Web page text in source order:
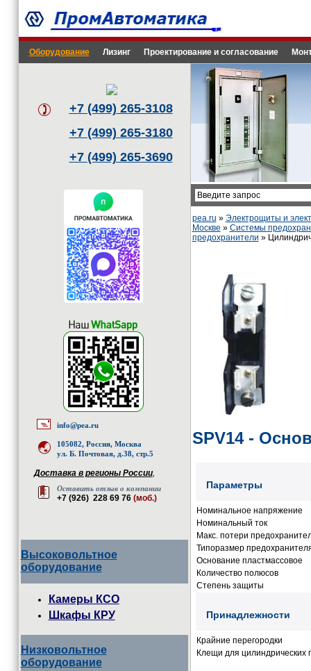
Оборудование Лизинг Проектирование и согласование
+7 (499) 265-3108
+7 (499) 265-3180
+7 (499) 265-3690
info@pea.ru
105082, Россия, Москва
ул. Б. Почтовая, д.38, стр.5
Доставка в регионы России,
Оставить отзыв о компании
+7 (926) 228 69 76 (моб.)
Высоковольтное
оборудование
Камеры КСО
Шкафы КРУ
Низковольтное
оборудование
pea.ru » Электрощиты и
Москве » Системы
предохранители »
SPV14 -
Параметры
Номинальное напряжение
Номинальный ток
Макс. потери
Типоразмер
Основание пластмассовое
Количество полюсов
Степень защиты
Принадлежности
Крайние перегородки
Клещи для цилиндрических